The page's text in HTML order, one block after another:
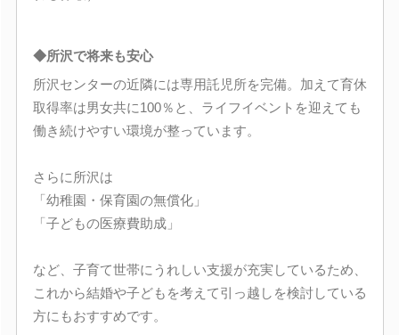
◆所沢で将来も安心
所沢センターの近隣には専用託児所を完備。加えて育休
取得率は男女共に100％と、ライフイベントを迎えても
働き続けやすい環境が整っています。
さらに所沢は
「幼稚園・保育園の無償化」
「子どもの医療費助成」
など、子育て世帯にうれしい支援が充実しているため、
これから結婚や子どもを考えて引っ越しを検討している
方にもおすすめです。